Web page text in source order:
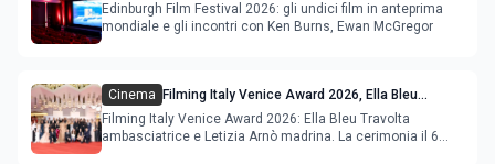
Edinburgh Film Festival 2026: gli undici film in anteprima
mondiale e gli incontri con Ken Burns, Ewan McGregor
Cinema
Filming Italy Venice Award 2026, Ella Bleu
Travolta ambasciatrice e Letizia Arnò madrina
Filming Italy Venice Award 2026: Ella Bleu Travolta
ambasciatrice e Letizia Arnò madrina. La cerimonia il 6